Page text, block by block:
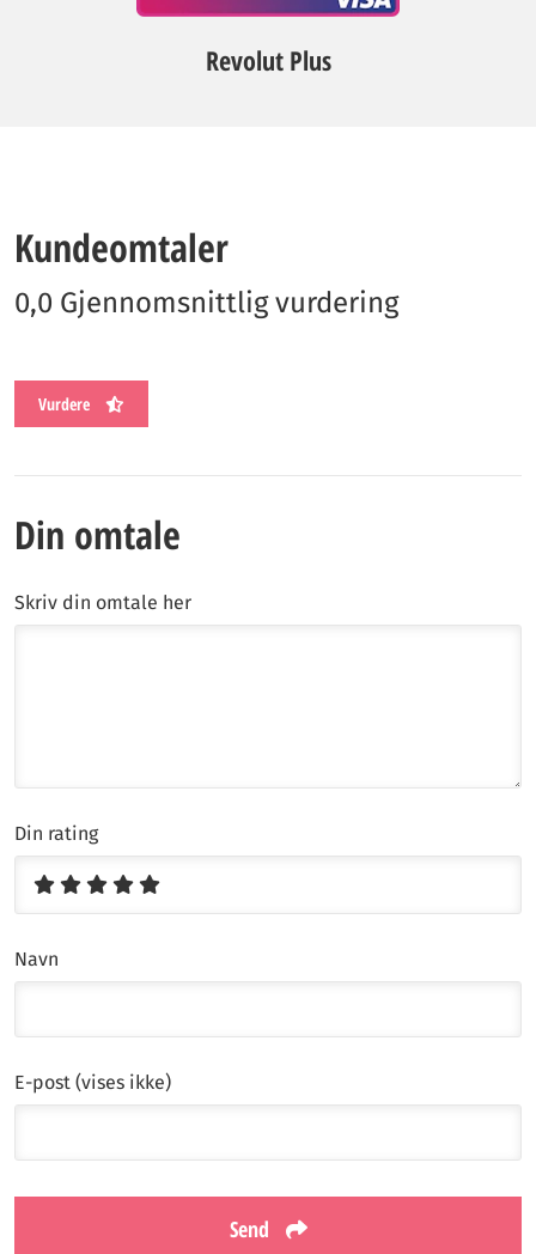
Revolut Plus
Kundeomtaler
0,0 Gjennomsnittlig vurdering
Vurdere
Din omtale
Skriv din omtale her
Din rating
Navn
E-post (vises ikke)
Send